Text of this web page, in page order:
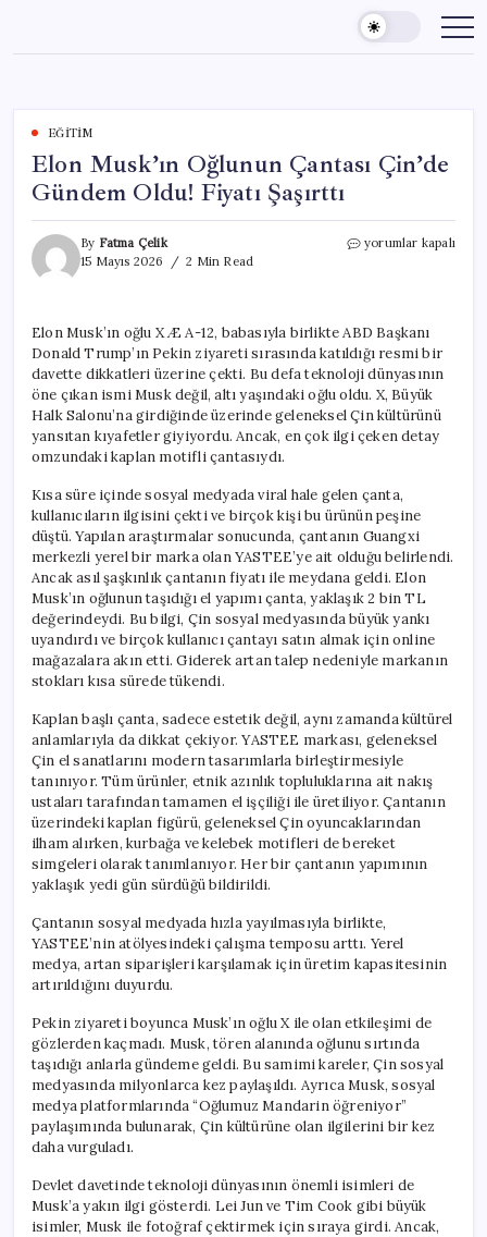
content
EĞITIM
Elon Musk’ın Oğlunun Çantası Çin’de
Gündem Oldu! Fiyatı Şaşırttı
By Fatma Çelik
15 Mayıs 2026
2 Min Read
Elon
Gündem
Oldu!
Fiyatı
Şaşırttı
için
yorumlar kapalı
Elon Musk’ın oğlu X Æ A-12, babasıyla birlikte ABD Başkanı
Donald Trump’ın Pekin ziyareti sırasında katıldığı resmi bir
davette dikkatleri üzerine çekti. Bu defa teknoloji dünyasının
öne çıkan ismi Musk değil, altı yaşındaki oğlu oldu. X, Büyük
Halk Salonu’na girdiğinde üzerinde geleneksel Çin kültürünü
yansıtan kıyafetler giyiyordu. Ancak, en çok ilgi çeken detay
omzundaki kaplan motifli çantasıydı.
Kısa süre içinde sosyal medyada viral hale gelen çanta,
kullanıcıların ilgisini çekti ve birçok kişi bu ürünün peşine
düştü. Yapılan araştırmalar sonucunda, çantanın Guangxi
merkezli yerel bir marka olan YASTEE’ye ait olduğu belirlendi.
Ancak asıl şaşkınlık çantanın fiyatı ile meydana geldi. Elon
Musk’ın oğlunun taşıdığı el yapımı çanta, yaklaşık 2 bin TL
değerindeydi. Bu bilgi, Çin sosyal medyasında büyük yankı
uyandırdı ve birçok kullanıcı çantayı satın almak için online
mağazalara akın etti. Giderek artan talep nedeniyle markanın
stokları kısa sürede tükendi.
Kaplan başlı çanta, sadece estetik değil, aynı zamanda kültürel
anlamlarıyla da dikkat çekiyor. YASTEE markası, geleneksel
Çin el sanatlarını modern tasarımlarla birleştirmesiyle
tanınıyor. Tüm ürünler, etnik azınlık topluluklarına ait nakış
ustaları tarafından tamamen el işçiliği ile üretiliyor. Çantanın
üzerindeki kaplan figürü, geleneksel Çin oyuncaklarından
ilham alırken, kurbağa ve kelebek motifleri de bereket
simgeleri olarak tanımlanıyor. Her bir çantanın yapımının
yaklaşık yedi gün sürdüğü bildirildi.
Çantanın sosyal medyada hızla yayılmasıyla birlikte,
YASTEE’nin atölyesindeki çalışma temposu arttı. Yerel
medya, artan siparişleri karşılamak için üretim kapasitesinin
artırıldığını duyurdu.
Pekin ziyareti boyunca Musk’ın oğlu X ile olan etkileşimi de
gözlerden kaçmadı. Musk, tören alanında oğlunu sırtında
taşıdığı anlarla gündeme geldi. Bu samimi kareler, Çin sosyal
medyasında milyonlarca kez paylaşıldı. Ayrıca Musk, sosyal
medya platformlarında “Oğlumuz Mandarin öğreniyor”
paylaşımında bulunarak, Çin kültürüne olan ilgilerini bir kez
daha vurguladı.
Devlet davetinde teknoloji dünyasının önemli isimleri de
Musk’a yakın ilgi gösterdi. Lei Jun ve Tim Cook gibi büyük
isimler, Musk ile fotoğraf çektirmek için sıraya girdi. Ancak,